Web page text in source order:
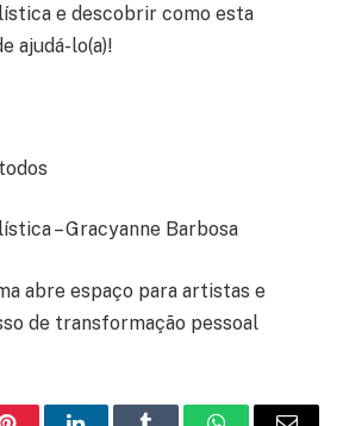
e descobrir como esta
ajudá-lo(a)!
– Gracyanne Barbosa
abre espaço para artistas e
de transformação pessoal